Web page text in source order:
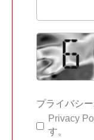
プライバシ
Privacy
す。